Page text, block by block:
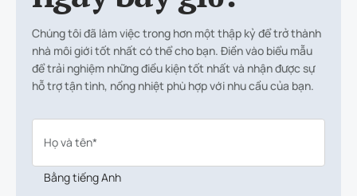
Chúng tôi đã làm việc trong hơn một thập kỷ để trở thành
nhà môi giới tốt nhất có thể cho bạn. Điền vào biểu mẫu
để trải nghiệm những điều kiện tốt nhất và nhận được sự
hỗ trợ tận tình, nồng nhiệt phù hợp với nhu cầu của bạn.
Họ và tên*
Bằng tiếng Anh